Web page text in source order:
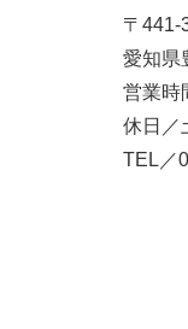
〒441-
愛知県
営業時
休日／
TEL／